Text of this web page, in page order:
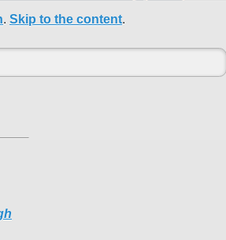
. Skip to the content.